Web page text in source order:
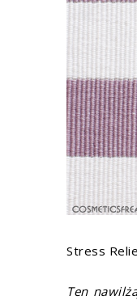
Stress
Ten